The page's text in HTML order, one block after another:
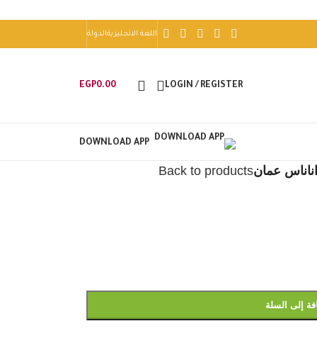
اللغة الانجليزيةالدولة
LOGIN / REGISTER
EGP0.00
DOWNLOAD APP
عمانBack to products
إلى السلة